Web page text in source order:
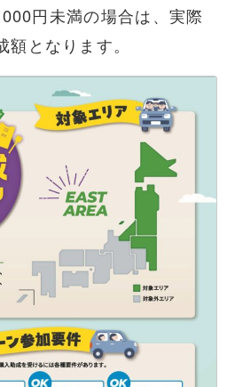
円未満の場合は、実際
となります。